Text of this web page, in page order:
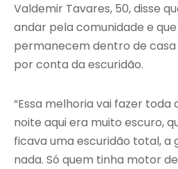
Valdemir Tavares, 50, disse
andar pela comunidade e
permanecem dentro de
por conta da escuridão.
“Essa melhoria vai fazer toda
noite aqui era muito escuro,
ficava uma escuridão total, a
nada. Só quem tinha motor